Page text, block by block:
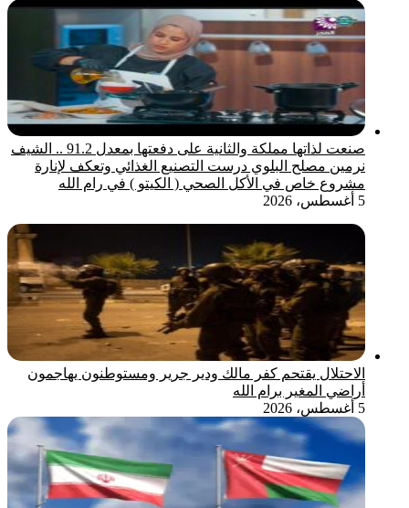
صنعت لذاتها مملكة والثانية على دفعتها بمعدل 91.2 .. الشيف
نرمين مصلح البلوي درست التصنيع الغذائي وتعكف لإنارة
مشروع خاص في الأكل الصحي ( الكيتو ) في رام الله
5 أغسطس، 2026
الاحتلال يقتحم كفر مالك ودير جرير ومستوطنون يهاجمون
أراضي المغير برام الله
5 أغسطس، 2026